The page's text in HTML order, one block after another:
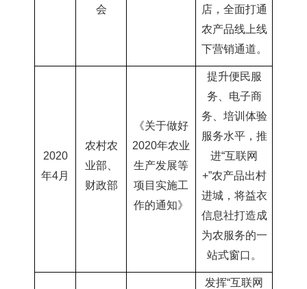
会
店，全面打通
农产品线上线
下营销通道。
2020
年4月
农村农
业部、
财政部
《关于做好
2020年农业
生产发展等
项目实施工
作的通知》
提升便民服
务、电子商
务、培训体验
服务水平，推
进“互联网
+”农产品出村
进城，将益衣
信息社打造成
为农服务的一
站式窗口。
发挥“互联网